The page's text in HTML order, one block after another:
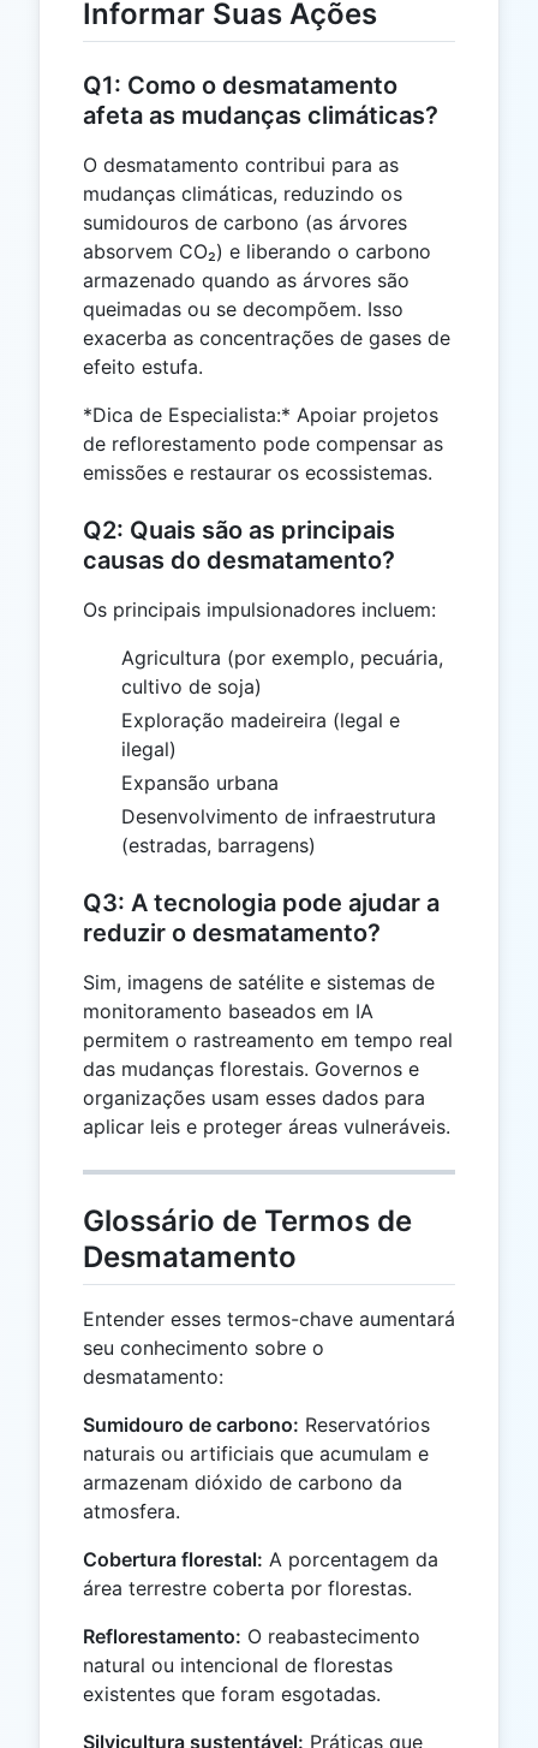
Informar Suas Ações
Q1: Como o desmatamento
afeta as mudanças climáticas?
O desmatamento contribui para as
mudanças climáticas, reduzindo os
sumidouros de carbono (as árvores
absorvem CO₂) e liberando o carbono
armazenado quando as árvores são
queimadas ou se decompõem. Isso
exacerba as concentrações de gases de
efeito estufa.
*Dica de Especialista:* Apoiar projetos
de reflorestamento pode compensar as
emissões e restaurar os ecossistemas.
Q2: Quais são as principais
causas do desmatamento?
Os principais impulsionadores incluem:
Agricultura (por exemplo, pecuária,
cultivo de soja)
Exploração madeireira (legal e
ilegal)
Expansão urbana
Desenvolvimento de infraestrutura
(estradas, barragens)
Q3: A tecnologia pode ajudar a
reduzir o desmatamento?
Sim, imagens de satélite e sistemas de
monitoramento baseados em IA
permitem o rastreamento em tempo real
das mudanças florestais. Governos e
organizações usam esses dados para
aplicar leis e proteger áreas vulneráveis.
Glossário de Termos de
Desmatamento
Entender esses termos-chave aumentará
seu conhecimento sobre o
desmatamento:
Sumidouro de carbono: Reservatórios
naturais ou artificiais que acumulam e
armazenam dióxido de carbono da
atmosfera.
Cobertura florestal: A porcentagem da
área terrestre coberta por florestas.
Reflorestamento: O reabastecimento
natural ou intencional de florestas
existentes que foram esgotadas.
Silvicultura sustentável: Práticas que